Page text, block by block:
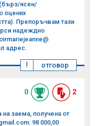
ясен/
оцених
Препоръчвам тази
надеждно
адрес.
отговор
!
0 2
заема, получена от
98 000,00